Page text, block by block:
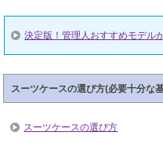
決定版！管理人おすすめモデル
スーツケースの選び方(必要十分な
スーツケースの選び方